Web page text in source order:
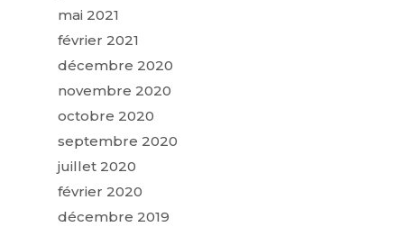
mai 2021
février 2021
décembre 2020
novembre 2020
octobre 2020
septembre 2020
juillet 2020
février 2020
décembre 2019